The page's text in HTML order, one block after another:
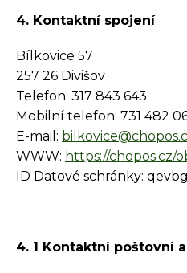
4. Kontaktní spojení
Bílkovice 57
257 26 Divišov
Telefon: 317 843 643
Mobilní telefon: 731 482
E-mail:
WWW: https://chopos.cz/
ID Datové schránky:
4. 1 Kontaktní poštovní